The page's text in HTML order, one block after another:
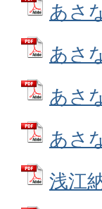
あさ
あさ
あさ
あさ
浅江